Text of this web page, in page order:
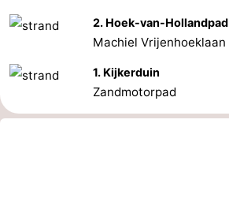
2. Hoek-van-Hollandpad
Machiel Vrijenhoeklaan
1. Kijkerduin
Zandmotorpad